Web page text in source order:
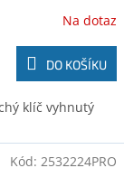
Na dotaz
DO KOŠÍKU
klíč vyhnutý
Kód: 2532224PRO